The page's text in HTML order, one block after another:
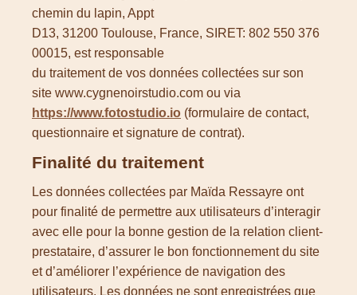
chemin du lapin, Appt
D13, 31200 Toulouse, France, SIRET: 802 550 376
00015, est responsable
du traitement de vos données collectées sur son
site www.cygnenoirstudio.com ou via
https://www.fotostudio.io (formulaire de contact,
questionnaire et signature de contrat).
Finalité du traitement
Les données collectées par Maïda Ressayre ont
pour finalité de permettre aux utilisateurs d’interagir
avec elle pour la bonne gestion de la relation client-
prestataire, d’assurer le bon fonctionnement du site
et d’améliorer l’expérience de navigation des
utilisateurs. Les données ne sont enregistrées que